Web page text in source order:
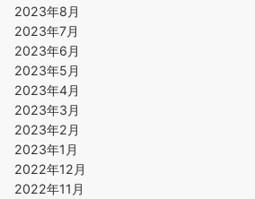
2023年8月
2023年7月
2023年6月
2023年5月
2023年4月
2023年3月
2023年2月
2023年1月
2022年12月
2022年11月